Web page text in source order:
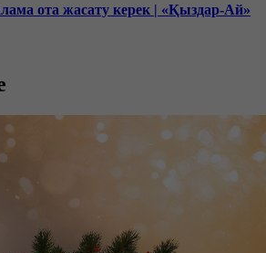
ота жасату керек | «Қыздар-Ай»